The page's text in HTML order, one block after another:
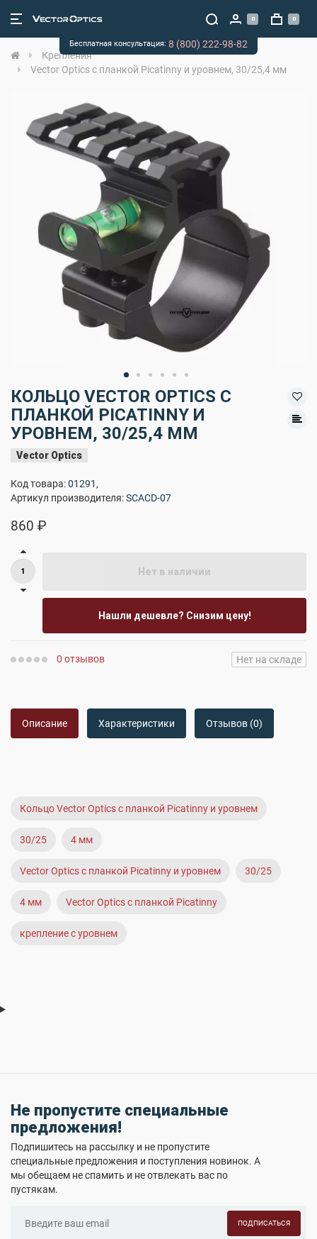
0 0
Крепления
Vector Optics с планкой Picatinny и уровнем, 30/25,4 мм
КОЛЬЦО VECTOR OPTICS С
ПЛАНКОЙ PICATINNY И
УРОВНЕМ, 30/25,4 ММ
Vector Optics
Код товара:01291 ,
Артикул производителя:SCACD-07
860 ₽
Нет в наличии
Нашли дешевле? Снизим цену!
0 отзывов Нет на складе
Описание Характеристики Отзывов (0)
Кольцо Vector Optics с планкой Picatinny и уровнем
30/25 4 мм
Vector Optics с планкой Picatinny и уровнем 30/25
4 мм Vector Optics с планкой Picatinny
крепление с уровнем
Не пропустите специальные
предложения!
Подпишитесь на рассылку и не пропустите
специальные предложения и поступления новинок. А
мы обещаем не спамить и не отвлекать вас по
пустякам.
ПОДПИСАТЬСЯ
Бесплатная консультация: 8 (800) 222-98-82